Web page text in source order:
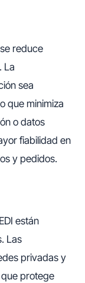
reduce
La
sea
que minimiza
o datos
fiabilidad en
y pedidos.
están
Las
privadas y
protege